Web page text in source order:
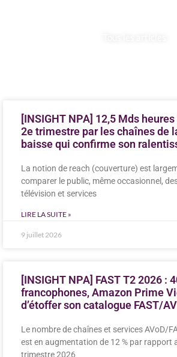
[INSIGHT NPA] 12,5 Mds
2e trimestre par les chaînes de
baisse qui confirme son
La notion de reach (couverture) est
comparer le public, même occasionnel,
télévision et services
LIRE LA SUITE »
9 juillet 2026
[INSIGHT NPA] FAST T2 2026 :
francophones, Amazon Prime
d’étoffer son catalogue FAST/
Le nombre de chaînes et services AVoD/
est en augmentation de 12 % par rapport
trimestre 2026